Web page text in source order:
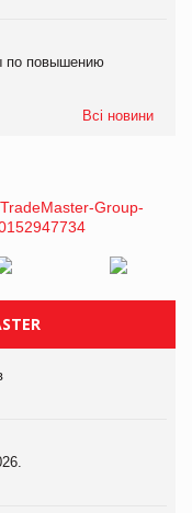
по повышению
Всі новини